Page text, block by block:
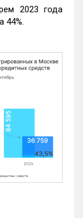
2023 года
44%.